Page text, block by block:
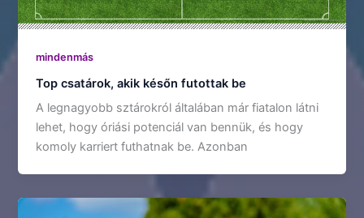
mindenmás
Top csatárok, akik későn futottak be
A legnagyobb sztárokról általában már fiatalon látni
lehet, hogy óriási potenciál van bennük, és hogy
komoly karriert futhatnak be. Azonban